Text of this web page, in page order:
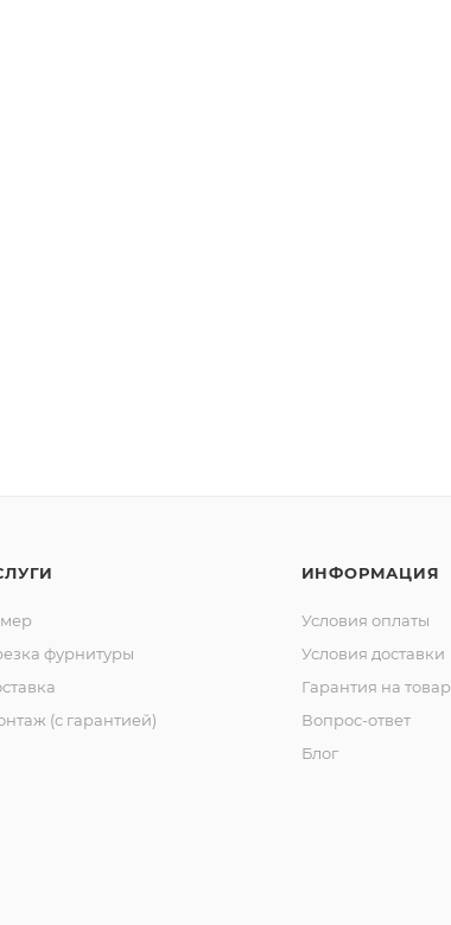
фурнитуры
(с гарантией)
ИНФОРМАЦИЯ
Условия оплаты
Условия доставки
Гарантия на товар
Вопрос-ответ
Блог